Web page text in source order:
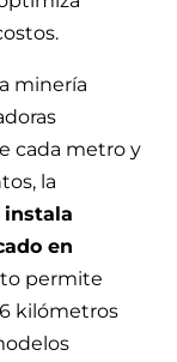
minería
cada metro y
la
instala
en
permite
kilómetros